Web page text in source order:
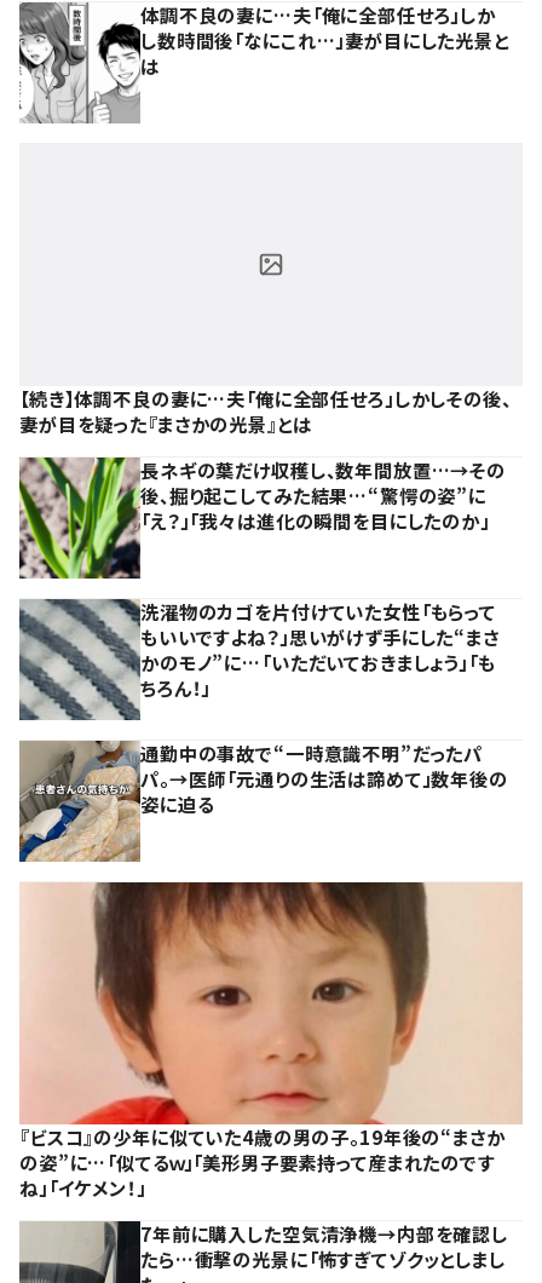
体調不良の妻に…夫「俺に全部任せろ」しか
し数時間後「なにこれ…」妻が目にした光景と
は
【続き】体調不良の妻に…夫「俺に全部任せろ」しかしその後、
妻が目を疑った『まさかの光景』とは
長ネギの葉だけ収穫し、数年間放置…→その
後、掘り起こしてみた結果…“驚愕の姿”に
「え？」「我々は進化の瞬間を目にしたのか」
洗濯物のカゴを片付けていた女性「もらって
もいいですよね？」思いがけず手にした“まさ
かのモノ”に…「いただいておきましょう」「も
ちろん！」
通勤中の事故で“一時意識不明”だったパ
パ。→医師「元通りの生活は諦めて」数年後の
姿に迫る
『ビスコ』の少年に似ていた4歳の男の子。19年後の“まさか
の姿”に…「似てるｗ」「美形男子要素持って産まれたのです
ね」「イケメン！」
7年前に購入した空気清浄機→内部を確認し
たら…衝撃の光景に「怖すぎてゾクッとしまし